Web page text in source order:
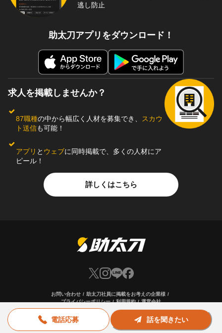
電話応募 話を聞きたい
逃し防止
助太刀アプリをダウンロード！
求人を掲載しませんか？
87職種の中から幅広く人材を募集でき、
スカウ
ト送信も可能！
アプリ と ウェブに同時掲載で、多くの人材にア
ピール！
詳しくはこちら
お問い合わせ
助太刀社員に掲載をお考えの企業様
プライバシーポリシー
利用規約 運営会社
© Sukedachi All Rights Reserved